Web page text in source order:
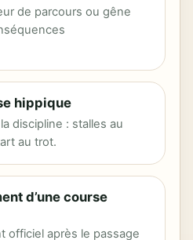
de parcours ou gêne
hippique
discipline : stalles au
au trot.
d’une course
officiel après le passage